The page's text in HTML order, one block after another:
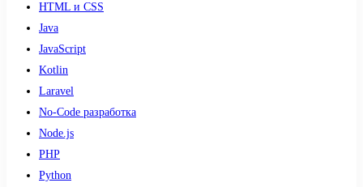
HTML и CSS
Java
JavaScript
Kotlin
Laravel
No-Code разработка
Node.js
PHP
Python